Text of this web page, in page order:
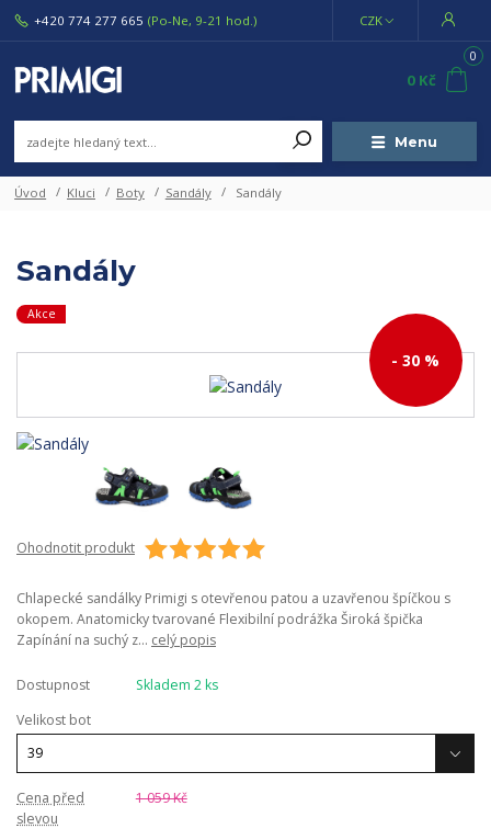
Menu
CZK
+420 774 277 665 (Po-Ne, 9-21 hod.)
0
0 Kč
Úvod Kluci Boty Sandály Sandály
Sandály
Akce
- 30 %
Ohodnotit produkt
Chlapecké sandálky Primigi s otevřenou patou a uzavřenou špíčkou s
okopem. Anatomicky tvarované Flexibilní podrážka Široká špička
Zapínání na suchý z... celý popis
Dostupnost
Skladem 2 ks
Velikost bot
Cena před
slevou
1 059 Kč